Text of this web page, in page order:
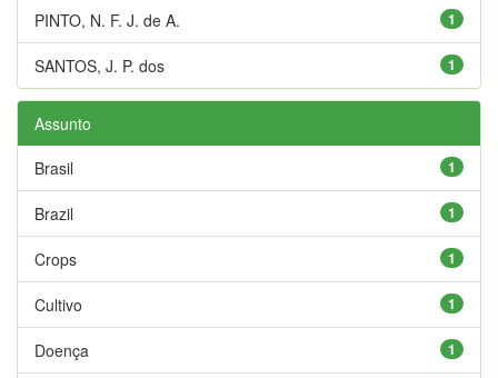
1
PINTO, N. F. J. de A.
1
SANTOS, J. P. dos
Assunto
1
Brasil
1
Brazil
1
Crops
1
Cultivo
1
Doença